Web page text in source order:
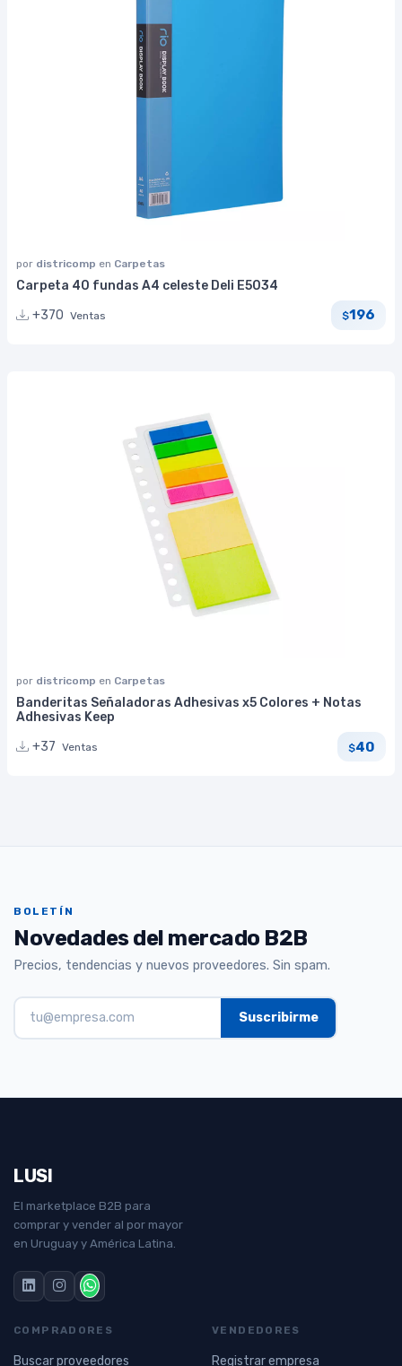
por districomp en Carpetas
Carpeta 40 fundas A4 celeste Deli E5034
+370 Ventas $196
por districomp en Carpetas
Banderitas Señaladoras Adhesivas x5 Colores + Notas
Adhesivas Keep
+37 Ventas $40
BOLETÍN
Novedades del mercado B2B
Precios, tendencias y nuevos proveedores. Sin spam.
LUSI
El marketplace B2B para
comprar y vender al por mayor
en Uruguay y América Latina.
COMPRADORES
Buscar proveedores
VENDEDORES
Registrar empresa